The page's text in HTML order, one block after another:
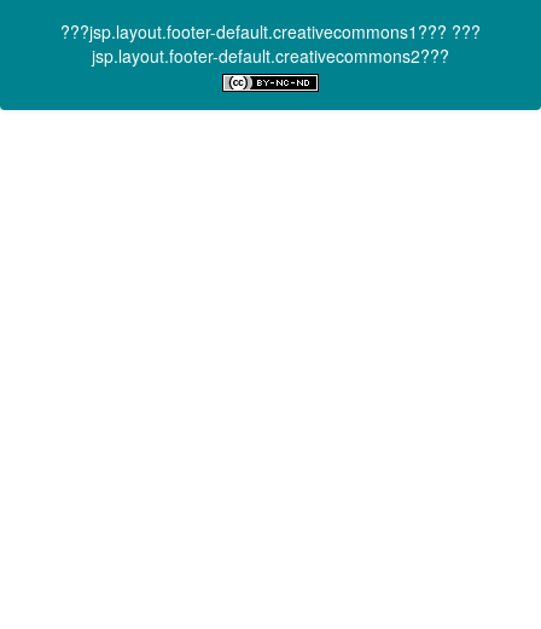
???jsp.layout.footer-default.creativecommons1??? ???
jsp.layout.footer-default.creativecommons2???